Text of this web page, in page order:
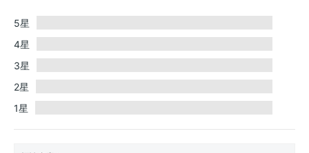
5星
4星
3星
2星
1星